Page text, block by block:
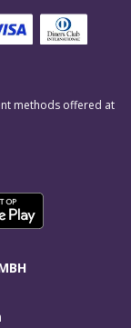
methods offered at